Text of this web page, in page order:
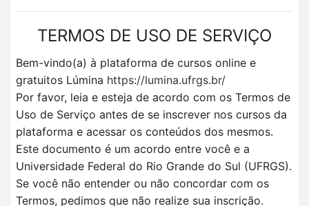
TERMOS DE USO DE SERVIÇO
Bem-vindo(a) à plataforma de cursos online e
gratuitos Lúmina https://lumina.ufrgs.br/
Por favor, leia e esteja de acordo com os Termos de
Uso de Serviço antes de se inscrever nos cursos da
plataforma e acessar os conteúdos dos mesmos.
Este documento é um acordo entre você e a
Universidade Federal do Rio Grande do Sul (UFRGS).
Se você não entender ou não concordar com os
Termos, pedimos que não realize sua inscrição.